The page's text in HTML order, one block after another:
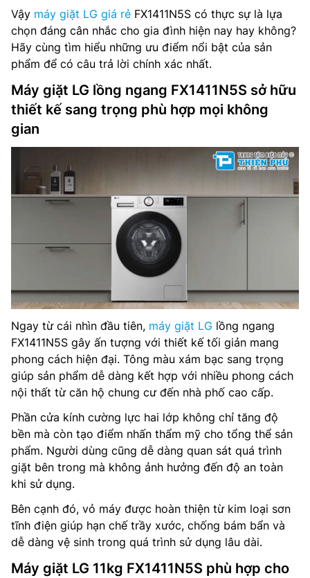
Vậy máy giặt LG giá rẻ FX1411N5S có thực sự là lựa
chọn đáng cân nhắc cho gia đình hiện nay hay không?
Hãy cùng tìm hiểu những ưu điểm nổi bật của sản
phẩm để có câu trả lời chính xác nhất.
Máy giặt LG lồng ngang FX1411N5S sở hữu
thiết kế sang trọng phù hợp mọi không
gian
Ngay từ cái nhìn đầu tiên, máy giặt LG lồng ngang
FX1411N5S gây ấn tượng với thiết kế tối giản mang
phong cách hiện đại. Tông màu xám bạc sang trọng
giúp sản phẩm dễ dàng kết hợp với nhiều phong cách
nội thất từ căn hộ chung cư đến nhà phố cao cấp.
Phần cửa kính cường lực hai lớp không chỉ tăng độ
bền mà còn tạo điểm nhấn thẩm mỹ cho tổng thể sản
phẩm. Người dùng cũng dễ dàng quan sát quá trình
giặt bên trong mà không ảnh hưởng đến độ an toàn
khi sử dụng.
Bên cạnh đó, vỏ máy được hoàn thiện từ kim loại sơn
tĩnh điện giúp hạn chế trầy xước, chống bám bẩn và
dễ dàng vệ sinh trong quá trình sử dụng lâu dài.
Máy giặt LG 11kg FX1411N5S phù hợp cho